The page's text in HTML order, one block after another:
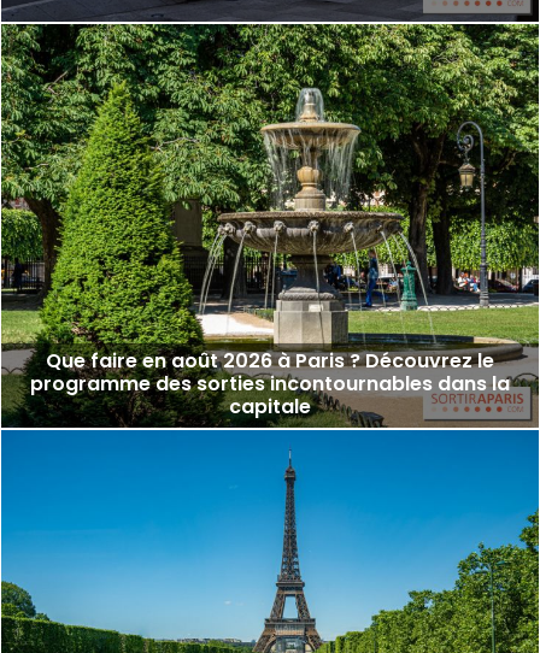
Que faire en août 2026 à Paris ? Découvrez le
programme des sorties incontournables dans la
capitale